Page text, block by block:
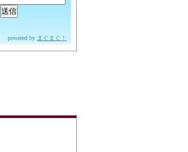
powered by まぐまぐ！